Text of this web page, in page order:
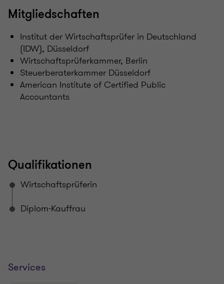
Mitgliedschaften
Institut der Wirtschaftsprüfer in Deutschland
(IDW), Düsseldorf
Wirtschaftsprüferkammer, Berlin
Steuerberaterkammer Düsseldorf
American Institute of Certified Public
Accountants
Qualifikationen
Wirtschaftsprüferin
Diplom-Kauffrau
Services